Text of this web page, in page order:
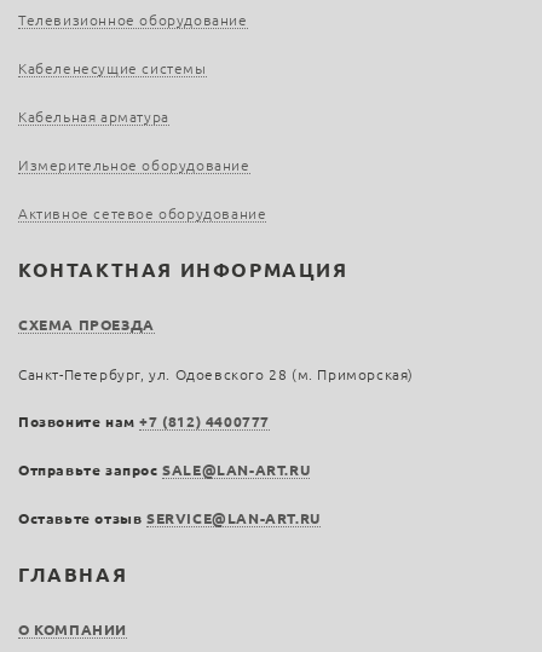
ГЛАВНАЯ
О КОМПАНИИ
Телевизионное оборудование
Кабеленесущие системы
Кабельная арматура
Измерительное оборудование
Активное сетевое оборудование
КОНТАКТНАЯ ИНФОРМАЦИЯ
СХЕМА ПРОЕЗДА
Санкт-Петербург, ул. Одоевского 28 (м. Приморская)
Позвоните нам+7 (812) 4400777
Отправьте запросSALE@LAN-ART.RU
Оставьте отзыв SERVICE@LAN-ART.RU